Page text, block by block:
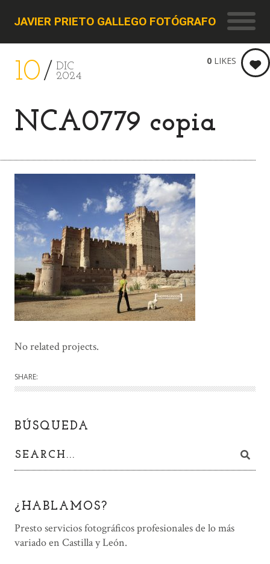
JAVIER PRIETO GALLEGO FOTÓGRAFO
10
DIC
2024
NCA0779 copia
0 LIKES
No related projects.
SHARE:
BÚSQUEDA
¿HABLAMOS?
Presto servicios fotográficos profesionales de lo más
variado en Castilla y León.